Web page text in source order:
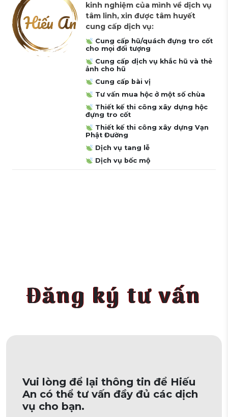
kinh nghiệm của mình về dịch vụ
tâm linh, xin được tâm huyết
cung cấp dịch vụ:
Cung cấp hũ/quách đựng tro cốt
cho mọi đối tượng
Cung cấp dịch vụ khắc hũ và thẻ
ảnh cho hũ
Cung cấp bài vị
Tư vấn mua hộc ở một số chùa
Thiết kế thi công xây dựng hộc
đựng tro cốt
Thiết kế thi công xây dựng Vạn
Phật Đường
Dịch vụ tang lễ
Dịch vụ bốc mộ
Đăng ký tư vấn
Vui lòng để lại thông tin để Hiếu
An có thể tư vấn đầy đủ các dịch
vụ cho bạn.